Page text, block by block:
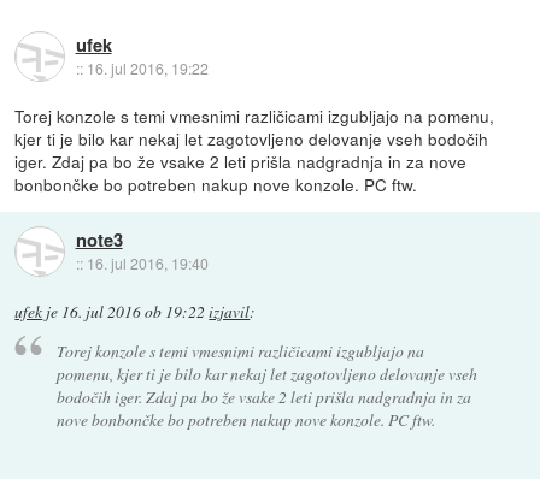
ufek
:: 16. jul 2016, 19:22
Torej konzole s temi vmesnimi različicami izgubljajo na pomenu,
kjer ti je bilo kar nekaj let zagotovljeno delovanje vseh bodočih
iger. Zdaj pa bo že vsake 2 leti prišla nadgradnja in za nove
bonbončke bo potreben nakup nove konzole. PC ftw.
note3
:: 16. jul 2016, 19:40
ufek je 16. jul 2016 ob 19:22 izjavil:
Torej konzole s temi vmesnimi različicami izgubljajo na
pomenu, kjer ti je bilo kar nekaj let zagotovljeno delovanje vseh
bodočih iger. Zdaj pa bo že vsake 2 leti prišla nadgradnja in za
nove bonbončke bo potreben nakup nove konzole. PC ftw.